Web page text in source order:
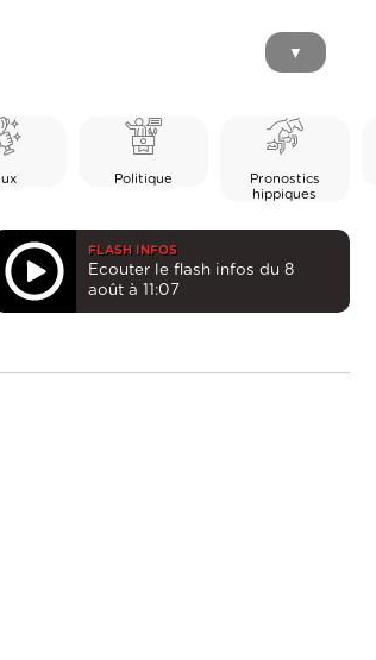
▼
Politique
Pronostics
hippiques
FLASH INFOS
Ecouter le flash infos du 8
août à 11:07